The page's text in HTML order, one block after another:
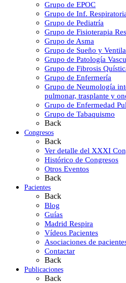
Grupo de EPOC
Grupo de Inf.
Grupo de Pediatría
Grupo de Fisioterapia
Grupo de Asma
Grupo de Sueño y
Grupo de Patología
Grupo de Fibrosis
Grupo de Enfermería
Grupo de Neumología
pulmonar, trasplante y
Grupo de Enfermedad
Grupo de Tabaquismo
Back
Congresos
Back
Ver detalle del XXXI
Histórico de Congresos
Otros Eventos
Back
Pacientes
Back
Blog
Guías
Madrid Respira
Vídeos Pacientes
Asociaciones de
Contactar
Back
Publicaciones
Back